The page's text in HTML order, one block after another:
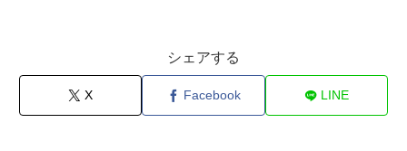
シェアする
X Facebook LINE